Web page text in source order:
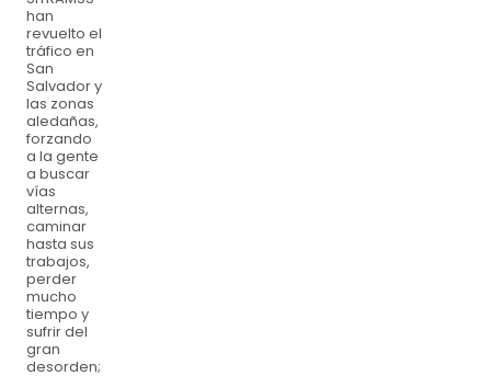
han
revuelto el
tráfico en
San
Salvador y
las zonas
aledañas,
forzando
a la gente
a buscar
vías
alternas,
caminar
hasta sus
trabajos,
perder
mucho
tiempo y
sufrir del
gran
desorden;